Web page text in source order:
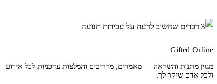
Gifted·Online
מגזין מתנות והשראה — מאמרים, מדריכים והמלצות עדכניות לכל אירוע
ולכל אדם שיקר לך.